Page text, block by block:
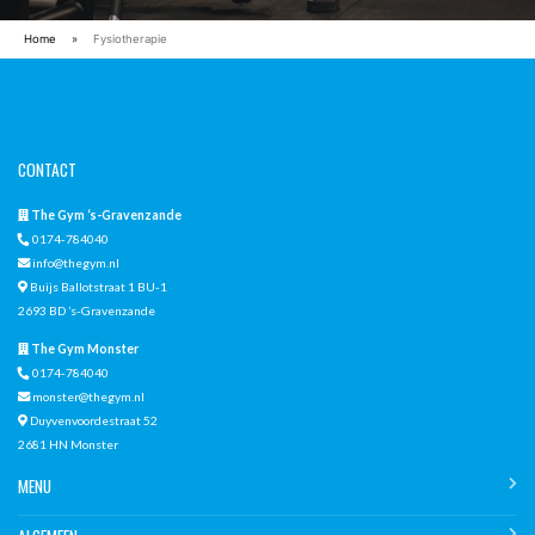
Home » Fysiotherapie
CONTACT
The Gym ‘s-Gravenzande
0174-784040
info@thegym.nl
Buijs Ballotstraat 1 BU-1
2693 BD ’s-Gravenzande
The Gym Monster
0174-784040
monster@thegym.nl
Duyvenvoordestraat 52
2681 HN Monster
MENU